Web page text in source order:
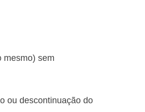
mesmo) sem
ou descontinuação do